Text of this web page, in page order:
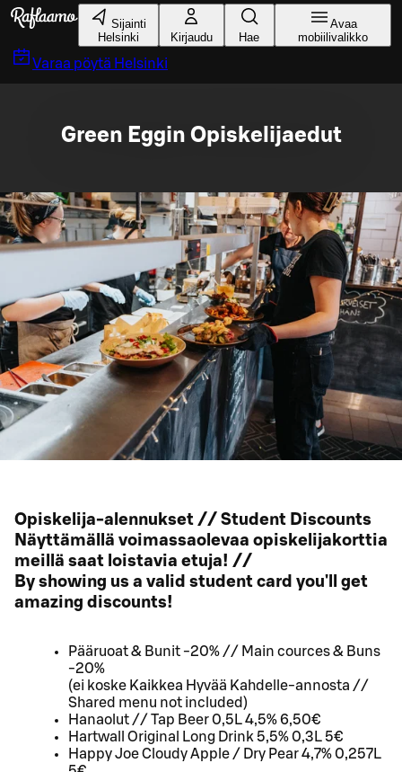
Siirry pääsisältöön
Sijainti
Helsinki
Kirjaudu Hae
Avaa
mobiilivalikko
Varaa pöytä Helsinki
Green Eggin Opiskelijaedut
Opiskelija-alennukset // Student Discounts
Näyttämällä voimassaolevaa opiskelijakorttia
meillä saat loistavia etuja! //
By showing us a valid student card you'll get
amazing discounts!
Pääruoat & Bunit -20% // Main cources & Buns
-20%
(ei koske Kaikkea Hyvää Kahdelle-annosta //
Shared menu not included)
Hanaolut // Tap Beer 0,5L 4,5% 6,50€
Hartwall Original Long Drink 5,5% 0,3L 5€
Happy Joe Cloudy Apple / Dry Pear 4,7% 0,257L